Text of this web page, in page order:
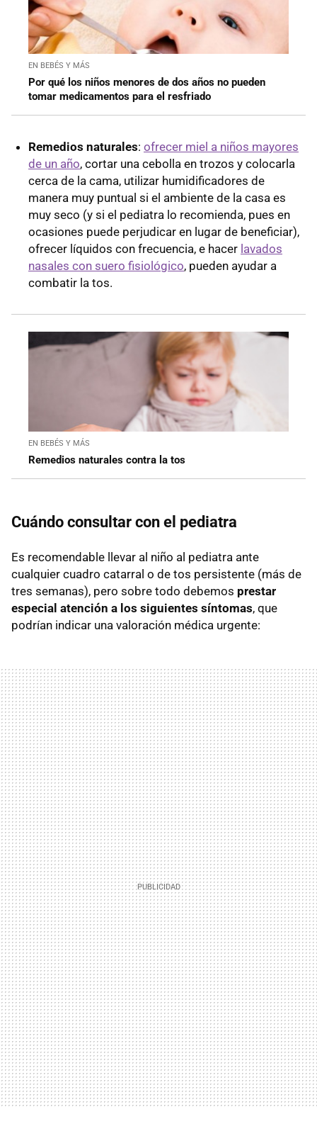
EN BEBÉS Y MÁS
Por qué los niños menores de dos años no pueden
tomar medicamentos para el resfriado
Remedios naturales: ofrecer miel a niños mayores
de un año, cortar una cebolla en trozos y colocarla
cerca de la cama, utilizar humidificadores de
manera muy puntual si el ambiente de la casa es
muy seco (y si el pediatra lo recomienda, pues en
ocasiones puede perjudicar en lugar de beneficiar),
ofrecer líquidos con frecuencia, e hacer lavados
nasales con suero fisiológico, pueden ayudar a
combatir la tos.
EN BEBÉS Y MÁS
Remedios naturales contra la tos
Cuándo consultar con el pediatra
Es recomendable llevar al niño al pediatra ante
cualquier cuadro catarral o de tos persistente (más de
tres semanas), pero sobre todo debemos prestar
especial atención a los siguientes síntomas, que
podrían indicar una valoración médica urgente: